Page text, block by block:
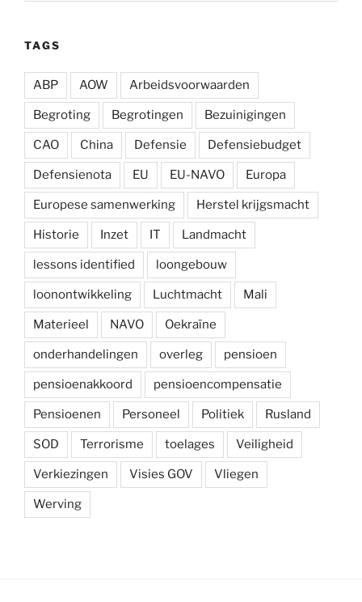
TAGS
ABP AOW Arbeidsvoorwaarden
Begroting Begrotingen Bezuinigingen
CAO China Defensie Defensiebudget
Defensienota EU EU-NAVO Europa
Europese samenwerking Herstel krijgsmacht
Historie Inzet IT Landmacht
lessons identified loongebouw
loonontwikkeling Luchtmacht Mali
Materieel NAVO Oekraïne
onderhandelingen overleg pensioen
pensioenakkoord pensioencompensatie
Pensioenen Personeel Politiek Rusland
SOD Terrorisme toelages Veiligheid
Verkiezingen Visies GOV Vliegen
Werving